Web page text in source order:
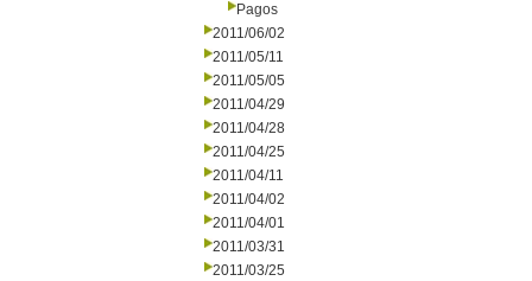
Pagos
2011/06/02
2011/05/11
2011/05/05
2011/04/29
2011/04/28
2011/04/25
2011/04/11
2011/04/02
2011/04/01
2011/03/31
2011/03/25